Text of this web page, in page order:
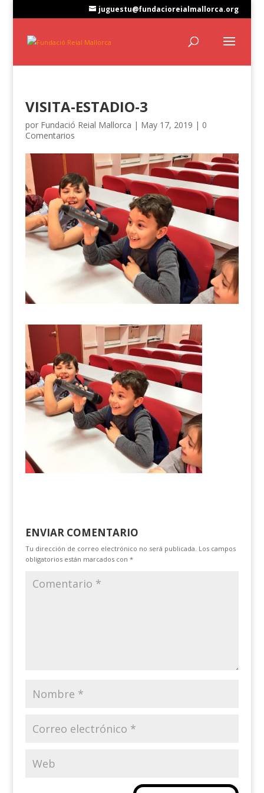
juguestu@fundacioreialmallorca.org
VISITA-ESTADIO-3
por Fundació Reial Mallorca | May 17, 2019 | 0
Comentarios
ENVIAR COMENTARIO
Tu dirección de correo electrónico no será publicada. Los campos
obligatorios están marcados con *